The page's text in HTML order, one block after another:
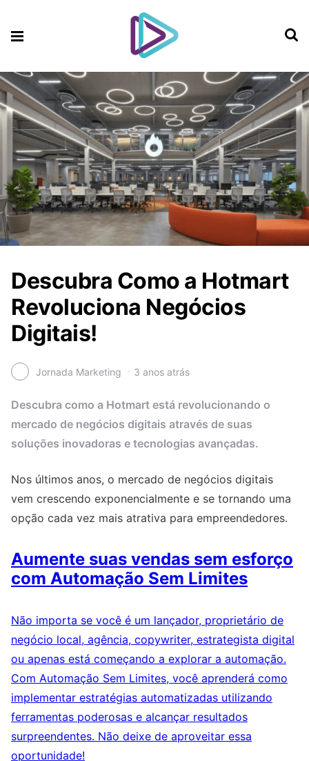
Descubra Como a Hotmart
Revoluciona Negócios
Digitais!
Jornada Marketing 3 anos atrás
Descubra como a Hotmart está revolucionando o
mercado de negócios digitais através de suas
soluções inovadoras e tecnologias avançadas.
Nos últimos anos, o mercado de negócios digitais
vem crescendo exponencialmente e se tornando uma
opção cada vez mais atrativa para empreendedores.
Aumente suas vendas sem esforço
com Automação Sem Limites
Não importa se você é um lançador, proprietário de
negócio local, agência, copywriter, estrategista digital
ou apenas está começando a explorar a automação.
Com Automação Sem Limites, você aprenderá como
implementar estratégias automatizadas utilizando
ferramentas poderosas e alcançar resultados
surpreendentes. Não deixe de aproveitar essa
oportunidade!